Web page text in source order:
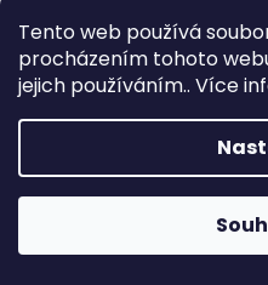
Tento web používá
procházením tohoto
jejich používáním.. Více